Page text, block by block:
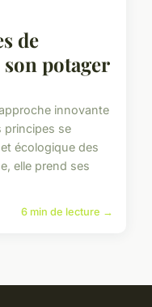
de
potager
innovante
principes se
écologique des
elle prend ses
6 min de lecture →